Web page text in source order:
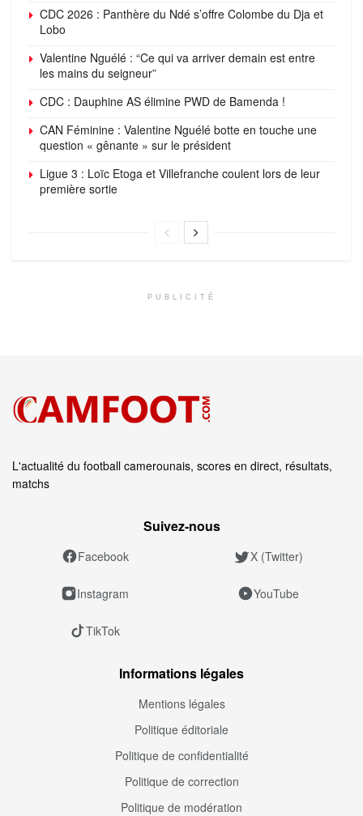
CDC 2026 : Panthère du Ndé s’offre Colombe du Dja et
Lobo
Valentine Nguélé : “Ce qui va arriver demain est entre
les mains du seigneur”
CDC : Dauphine AS élimine PWD de Bamenda !
CAN Féminine : Valentine Nguélé botte en touche une
question « gênante » sur le président
Ligue 3 : Loïc Etoga et Villefranche coulent lors de leur
première sortie
PUBLICITÉ
L'actualité du football camerounais, scores en direct, résultats,
matchs
Suivez‑nous
Facebook X (Twitter)
Instagram YouTube
TikTok
Informations légales
Mentions légales
Politique éditoriale
Politique de confidentialité
Politique de correction
Politique de modération